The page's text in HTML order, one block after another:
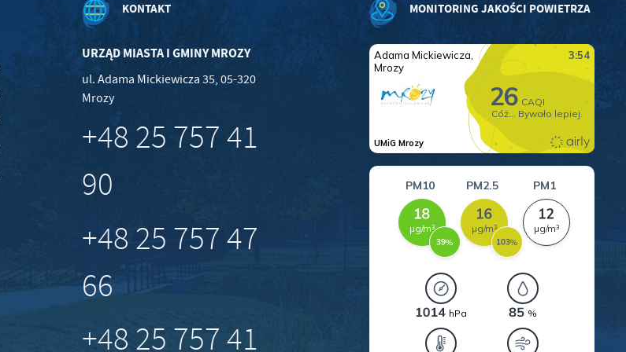
KONTAKT
URZĄD MIASTA I GMINY MROZY
ul. Adama Mickiewicza 35, 05-320
Mrozy
+48 25 757 41
90
+48 25 757 47
66
+48 25 757 41
MONITORING JAKOŚCI POWIETRZA